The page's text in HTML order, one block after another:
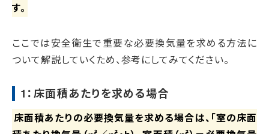
す。
ここでは安全衛生で重要な必要換気量を求める方法に
ついて解説していくため、参考にしてみてください。
1：床面積あたりを求める場合
床面積あたりの必要換気量を求める場合は、「室の床面